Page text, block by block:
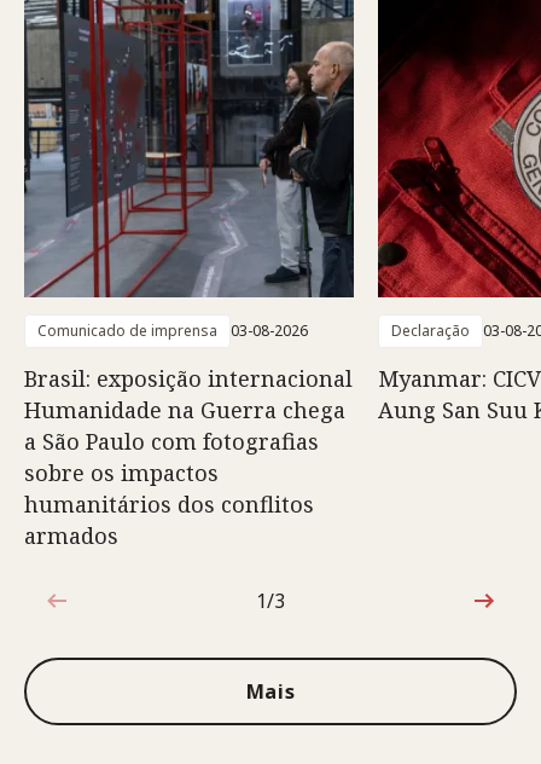
Comunicado de imprensa 03-08-2026
Brasil: exposição internacional
Humanidade na Guerra chega
a São Paulo com fotografias
sobre os impactos
humanitários dos conflitos
armados
Declaração 03-08-
Myanmar:
Aung San Suu
1 de 3
1/3
Mais